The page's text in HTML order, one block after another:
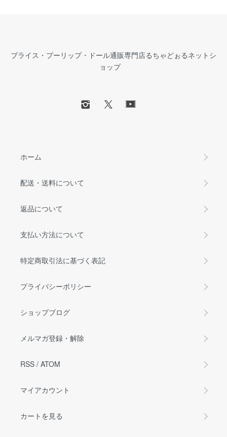
ブライス・プーリップ・ドール通販専門店るちゃどぉるネットシ
ョップ
ホーム
配送・送料について
返品について
支払い方法について
特定商取引法に基づく表記
プライバシーポリシー
ショップブログ
メルマガ登録・解除
RSS / ATOM
マイアカウント
カートを見る